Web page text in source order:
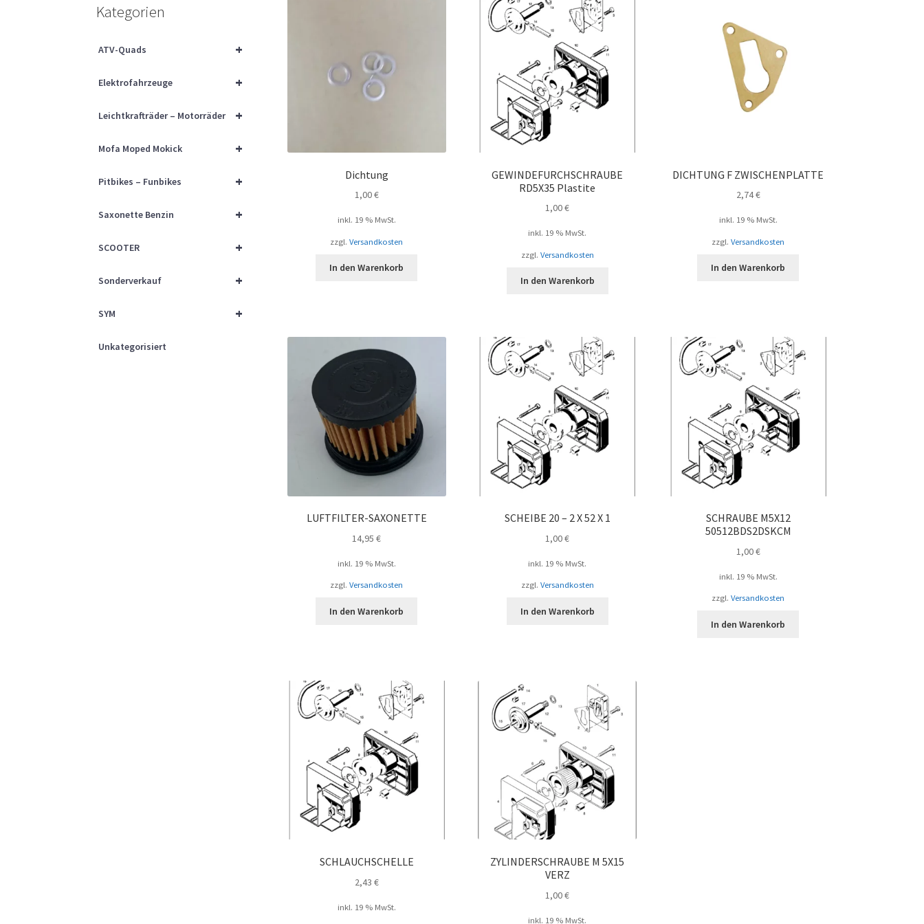
Dichtung
1,00€
inkl. 19 % MwSt.
zzgl.Versandkosten
In den Warenkorb
GEWINDEFURCHSCHRAUBE
RD5X35 Plastite
1,00€
inkl. 19 % MwSt.
zzgl. Versandkosten
In den Warenkorb
DICHTUNG F ZWISCHENPLATTE
2,74€
inkl. 19 % MwSt.
zzgl.Versandkosten
In den Warenkorb
LUFTFILTER-SAXONETTE
14,95€
inkl. 19 % MwSt.
zzgl.Versandkosten
In den Warenkorb
SCHEIBE 20 – 2 X 52 X 1
1,00€
inkl. 19 % MwSt.
zzgl. Versandkosten
In den Warenkorb
SCHRAUBE M5X12
50512BDS2DSKCM
1,00€
inkl. 19 % MwSt.
zzgl.Versandkosten
In den Warenkorb
SCHLAUCHSCHELLE
2,43 €
inkl. 19 % MwSt.
ZYLINDERSCHRAUBE M 5X15
VERZ
1,00€
inkl. 19 % MwSt.
Kategorien
+
ATV-Quads
+
Elektrofahrzeuge
+
Leichtkrafträder – Motorräder
+
Mofa Moped Mokick
+
Pitbikes – Funbikes
+
Saxonette Benzin
+
SCOOTER
+
Sonderverkauf
+
SYM
Unkategorisiert